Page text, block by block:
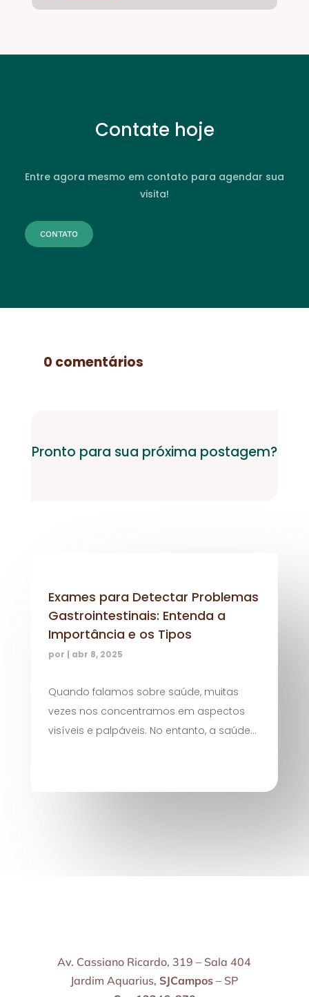
Contate hoje
Entre agora mesmo em contato para agendar sua
visita!
CONTATO
0 comentários
Pronto para sua próxima postagem?
Exames para Detectar Problemas
Gastrointestinais: Entenda a
Importância e os Tipos
por | abr 8, 2025
Quando falamos sobre saúde, muitas
vezes nos concentramos em aspectos
visíveis e palpáveis. No entanto, a saúde...
Av. Cassiano Ricardo, 319 – Sala 404
Jardim Aquarius, SJCampos – SP